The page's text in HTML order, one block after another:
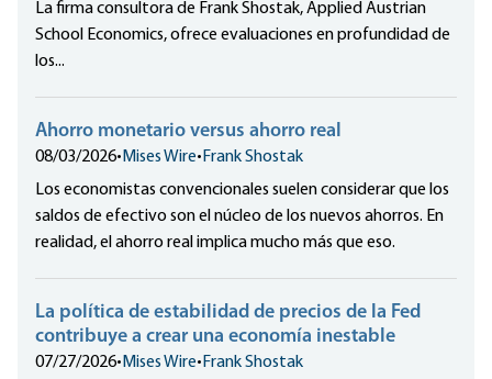
La firma consultora de Frank Shostak, Applied Austrian
School Economics, ofrece evaluaciones en profundidad de
los...
Ahorro monetario versus ahorro real
08/03/2026• Mises Wire• Frank Shostak
Los economistas convencionales suelen considerar que los
saldos de efectivo son el núcleo de los nuevos ahorros. En
realidad, el ahorro real implica mucho más que eso.
La política de estabilidad de precios de la Fed
contribuye a crear una economía inestable
07/27/2026• Mises Wire• Frank Shostak